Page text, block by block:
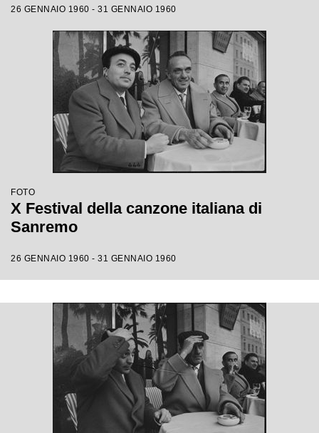
26 GENNAIO 1960 - 31 GENNAIO 1960
FOTO
X Festival della canzone italiana di
Sanremo
26 GENNAIO 1960 - 31 GENNAIO 1960